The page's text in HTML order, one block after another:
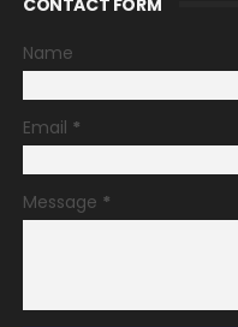
CONTACT FORM
Name
Email *
Message *